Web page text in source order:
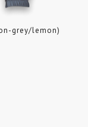
grey/lemon)